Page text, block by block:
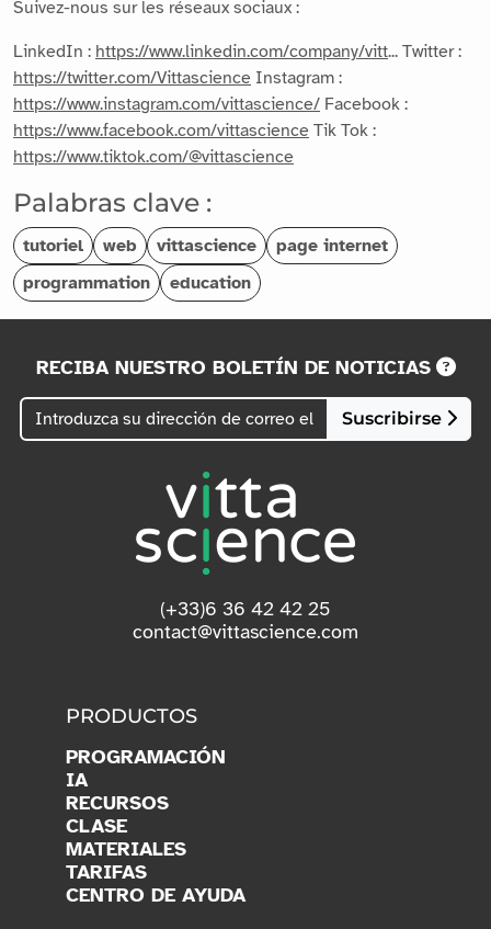
Suivez-nous sur les réseaux sociaux :
LinkedIn : https://www.linkedin.com/company/vitt... Twitter :
https://twitter.com/Vittascience Instagram :
https://www.instagram.com/vittascience/ Facebook :
https://www.facebook.com/vittascience Tik Tok :
https://www.tiktok.com/@vittascience
Palabras clave :
tutoriel web vittascience
page internet
programmation
education
RECIBA NUESTRO BOLETÍN DE NOTICIAS
Suscribirse
(+33)6 36 42 42 25
contact@vittascience.com
PRODUCTOS
PROGRAMACIÓN
IA
RECURSOS
CLASE
MATERIALES
TARIFAS
CENTRO DE AYUDA